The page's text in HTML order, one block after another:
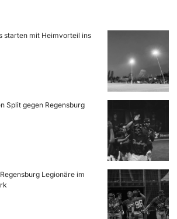
starten mit Heimvorteil ins
Split gegen Regensburg
Legionäre im